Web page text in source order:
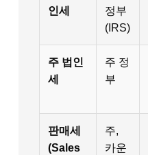
인세
정부
(IRS)
주 법인
세
주 정
부
판매세
(Sales
주,
카운